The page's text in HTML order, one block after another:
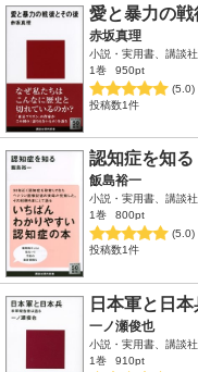
愛と暴力の
赤坂真理
小説・実用書、講談
1巻
950pt
(5.0)
投稿数1件
認知症を知る
飯島裕一
小説・実用書、講談
1巻
800pt
(5.0)
投稿数1件
日本軍と日
一ノ瀬俊也
小説・実用書、講談
1巻
910pt